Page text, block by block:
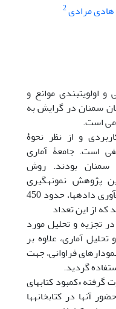
هادی مرادی2
اولویت⁮بندی موانع و
سمنان در گرایش به
است.
و از نظر نحوۀ
است. جامعۀ آماری
سمنان بودند. روش
پژوهش نمونه⁮گیری
تصادفی ساده است. به منظور جمع⁮آوری داده⁮­ها، حدود 450
که از این تعداد
تجزیه و تحلیل مورد
آماری، علاوه بر
فراوانی، جهت
گردید.
گرفته «کمبود کتاب⁮های
آنها در کتابخانه⁮ها